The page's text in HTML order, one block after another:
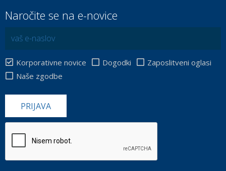
Naročite se na e-novice
Korporativne novice Dogodki
Zaposlitveni oglasi
Naše zgodbe
PRIJAVA